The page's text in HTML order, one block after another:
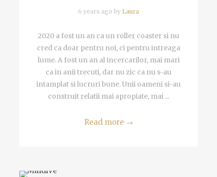
6 years ago by Laura
2020 a fost un an ca un roller coaster si nu
cred ca doar pentru noi, ci pentru intreaga
lume. A fost un an al incercarilor, mai mari
ca in anii trecuti, dar nu zic ca nu s-au
intamplat si lucruri bune. Unii oameni si-au
construit relatii mai apropiate, mai ...
Read more →